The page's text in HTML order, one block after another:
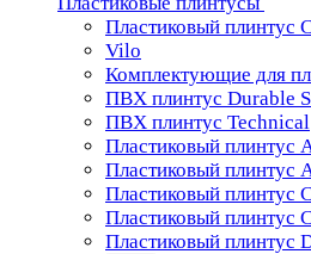
Пластиковый плинтус
Vilo
Комплектующие для
ПВХ плинтус Durable
ПВХ плинтус Technical
Пластиковый плинтус
Пластиковый плинтус
Пластиковый плинтус
Пластиковый плинтус
Пластиковый плинтус